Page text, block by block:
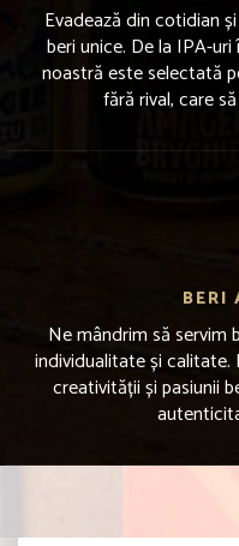
Evadează din cotidian
beri unice. De la IPA-
noastră este selectată
fără rival, care
BERI
Ne mândrim să servim
individualitate și
creativității și pasiunii